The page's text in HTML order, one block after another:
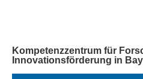
Kompetenzzentrum für
Innovationsförderung in